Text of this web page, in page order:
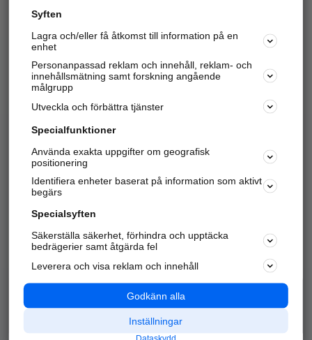
Hitta.se - Gratis nummerupplysning.
Sök företag, personer och platser.
Hitta telefonnummer, adresser, företagsinfo mm.
Marknadsför företaget
Kom igång och annonsera mot
samarbetspartners nära dig.
Alla kategorier
Populära sökningar
API & Kartor
Annonsera
Integritet
Nödnummer
Syften
Lagra och/eller få åtkomst till information på en
enhet
Personanpassad reklam och innehåll, reklam- och
innehållsmätning samt forskning angående
målgrupp
Utveckla och förbättra tjänster
Specialfunktioner
Använda exakta uppgifter om geografisk
positionering
Identifiera enheter baserat på information som aktivt
begärs
Specialsyften
Säkerställa säkerhet, förhindra och upptäcka
bedrägerier samt åtgärda fel
Leverera och visa reklam och innehåll
Godkänn alla
Inställningar
Dataskydd